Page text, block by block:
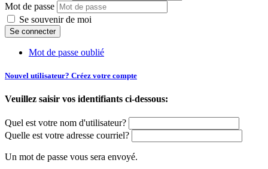
Mot de passe
Se souvenir de moi
Mot de passe oublié
Nouvel utilisateur? Créez votre compte
Veuillez saisir vos identifiants ci-dessous:
Quel est votre nom d'utilisateur?
Quelle est votre adresse courriel?
Un mot de passe vous sera envoyé.